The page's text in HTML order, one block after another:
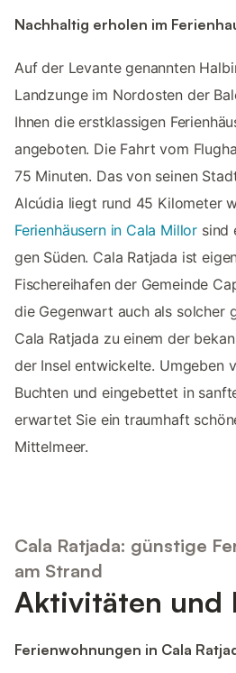
Nachhaltig erholen im
Auf der Levante genannten
Landzunge im Nordosten der
Ihnen die erstklassigen
angeboten. Die Fahrt vom
75 Minuten. Das von seinen
Alcúdia liegt rund 45 Kilometer
Ferienhäusern in Cala Millor sind
gen Süden. Cala Ratjada ist
Fischereihafen der Gemeinde
die Gegenwart auch als solcher
Cala Ratjada zu einem der
der Insel entwickelte. Umgeben
Buchten und eingebettet in
erwartet Sie ein traumhaft
Mittelmeer.
Cala Ratjada: günstige
am Strand
Aktivitäten und
Ferienwohnungen in Cala